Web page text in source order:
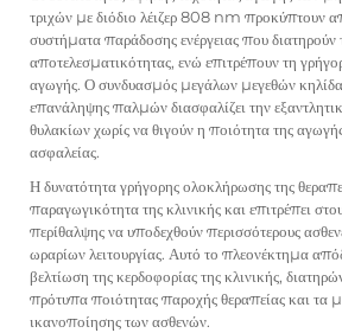
τριχών με διόδιο λέιζερ 808 nm προκύπτουν
συστήματα παράδοσης ενέργειας που
αποτελεσματικότητας, ενώ επιτρέπουν τη
αγωγής. Ο συνδυασμός μεγάλων μεγεθών
επανάληψης παλμών διασφαλίζει την
θυλακίων χωρίς να θιγούν η ποιότητα της
ασφαλείας.
Η δυνατότητα γρήγορης ολοκλήρωσης της
παραγωγικότητα της κλινικής και επιτρέπει
περίθαλψης να υποδεχθούν περισσότερους
ωραρίων λειτουργίας. Αυτό το πλεονέκτημα
βελτίωση της κερδοφορίας της κλινικής,
πρότυπα ποιότητας παροχής θεραπείας και τα
ικανοποίησης των ασθενών.